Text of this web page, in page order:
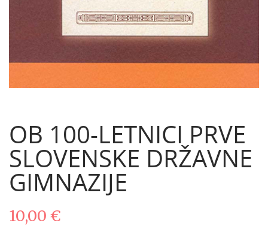
OB 100-LETNICI PRVE
SLOVENSKE DRŽAVNE
GIMNAZIJE
10,00 €